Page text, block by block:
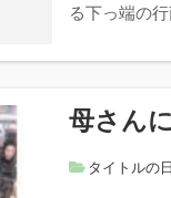
る下っ端の
母さん
タイトルの